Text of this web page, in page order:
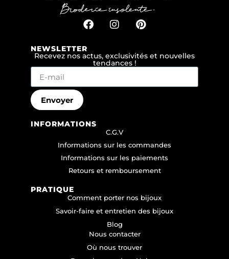
NEWSLETTER
Recevez nos actus, exclusivités et nouvelles
tendances !
Envoyer
INFORMATIONS
C.G.V
Informations sur les commandes
Informations sur les paiements
Retours et remboursement
PRATIQUE
Comment porter nos bijoux
Savoir-faire et entretien des bijoux
Blog
Nous contacter
Où nous trouver